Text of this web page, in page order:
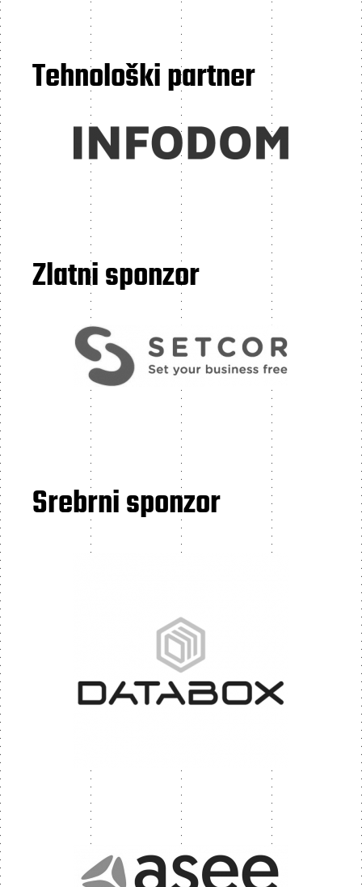
Tehnološki partner
Zlatni sponzor
Srebrni sponzor